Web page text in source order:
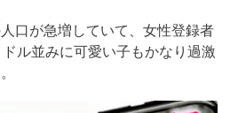
口が急増していて、女性登録者
ル並みに可愛い子もかなり過激